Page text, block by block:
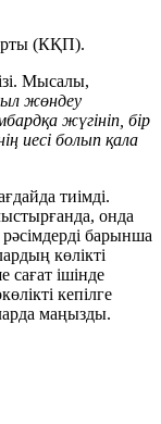
(КҚП).
Мысалы,
жөндеу
жүгініп, бір
иесі болып қала
тиімді.
онда
рәсімдерді барынша
көлікті
сағат ішінде
кепілге
маңызды.